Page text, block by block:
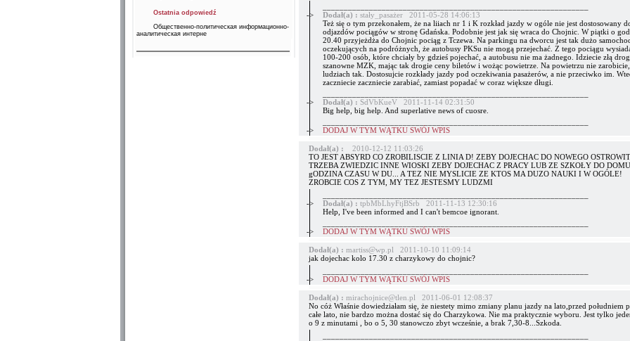
Ostatnia odpowiedź
Общественно-политическая информационно-
аналитическая интерне
->
Dodał(a) : stały_pasażer 2011-05-28 14:06:13
Też się o tym przekonałem, że na liiach nr 1 i K rozkład jazdy w ogóle nie jest dostosowany
odjazdów pociągów w stronę Gdańska. Podobnie jest jak się wraca do Chojnic. W piątki o
20.40 przyjeżdża do Chojnic pociąg z Tczewa. Na parkingu na dworcu jest tak dużo
oczekujących na podróżnych, że autobusy PKSu nie mogą przejechać. Z tego pociągu
100-200 osób, które chciały by gdzieś pojechać, a autobusu nie ma żadnego. Idziecie złą
szanowne MZK, mając tak drogie ceny biletów i wożąc powietrze. Na powietrzu nie
ludziach tak. Dostosujcie rozkłady jazdy pod oczekiwania pasażerów, a nie przeciwko im.
zaczniecie zaczniecie zarabiać, zamiast popadać w coraz większe długi.
->
Dodał(a) : SdVbKueV 2011-11-14 02:31:50
Big help, big help. And superlative news of cuosre.
->
DODAJ W TYM WĄTKU SWÓJ WPIS
Dodał(a) :
2010-12-12 11:03:26
TO JEST ABSYRD CO ZROBILISCIE Z LINIA D! ZEBY DOJECHAC DO NOWEGO
TRZEBA ZWIEDZIC INNE WIOSKI ZEBY DOJECHAC Z PRACY LUB ZE SZKOŁY DO
gODZINA CZASU W DU... A TEZ NIE MYSLICIE ZE KTOS MA DUZO NAUKI I W OGÓLE!
ZROBCIE COS Z TYM, MY TEZ JESTESMY LUDZMI
->
Dodał(a) : tpbMbLhyFtjBSrb 2011-11-13 12:30:16
Help, I've been informed and I can't bemcoe ignorant.
->
DODAJ W TYM WĄTKU SWÓJ WPIS
Dodał(a) : martiss@wp.pl 2011-10-10 11:09:14
jak dojechac kolo 17.30 z charzykowy do chojnic?
->
DODAJ W TYM WĄTKU SWÓJ WPIS
Dodał(a) : mirachojnice@tlen.pl 2011-06-01 12:08:37
No cóż Właśnie dowiedziałam się, że niestety mimo zmiany planu jazdy na lato,przed południem
całe lato, nie bardzo można dostać się do Charzykowa. Nie ma praktycznie wyboru. Jest tylko
o 9 z minutami , bo o 5, 30 stanowczo zbyt wcześnie, a brak 7,30-8...Szkoda.